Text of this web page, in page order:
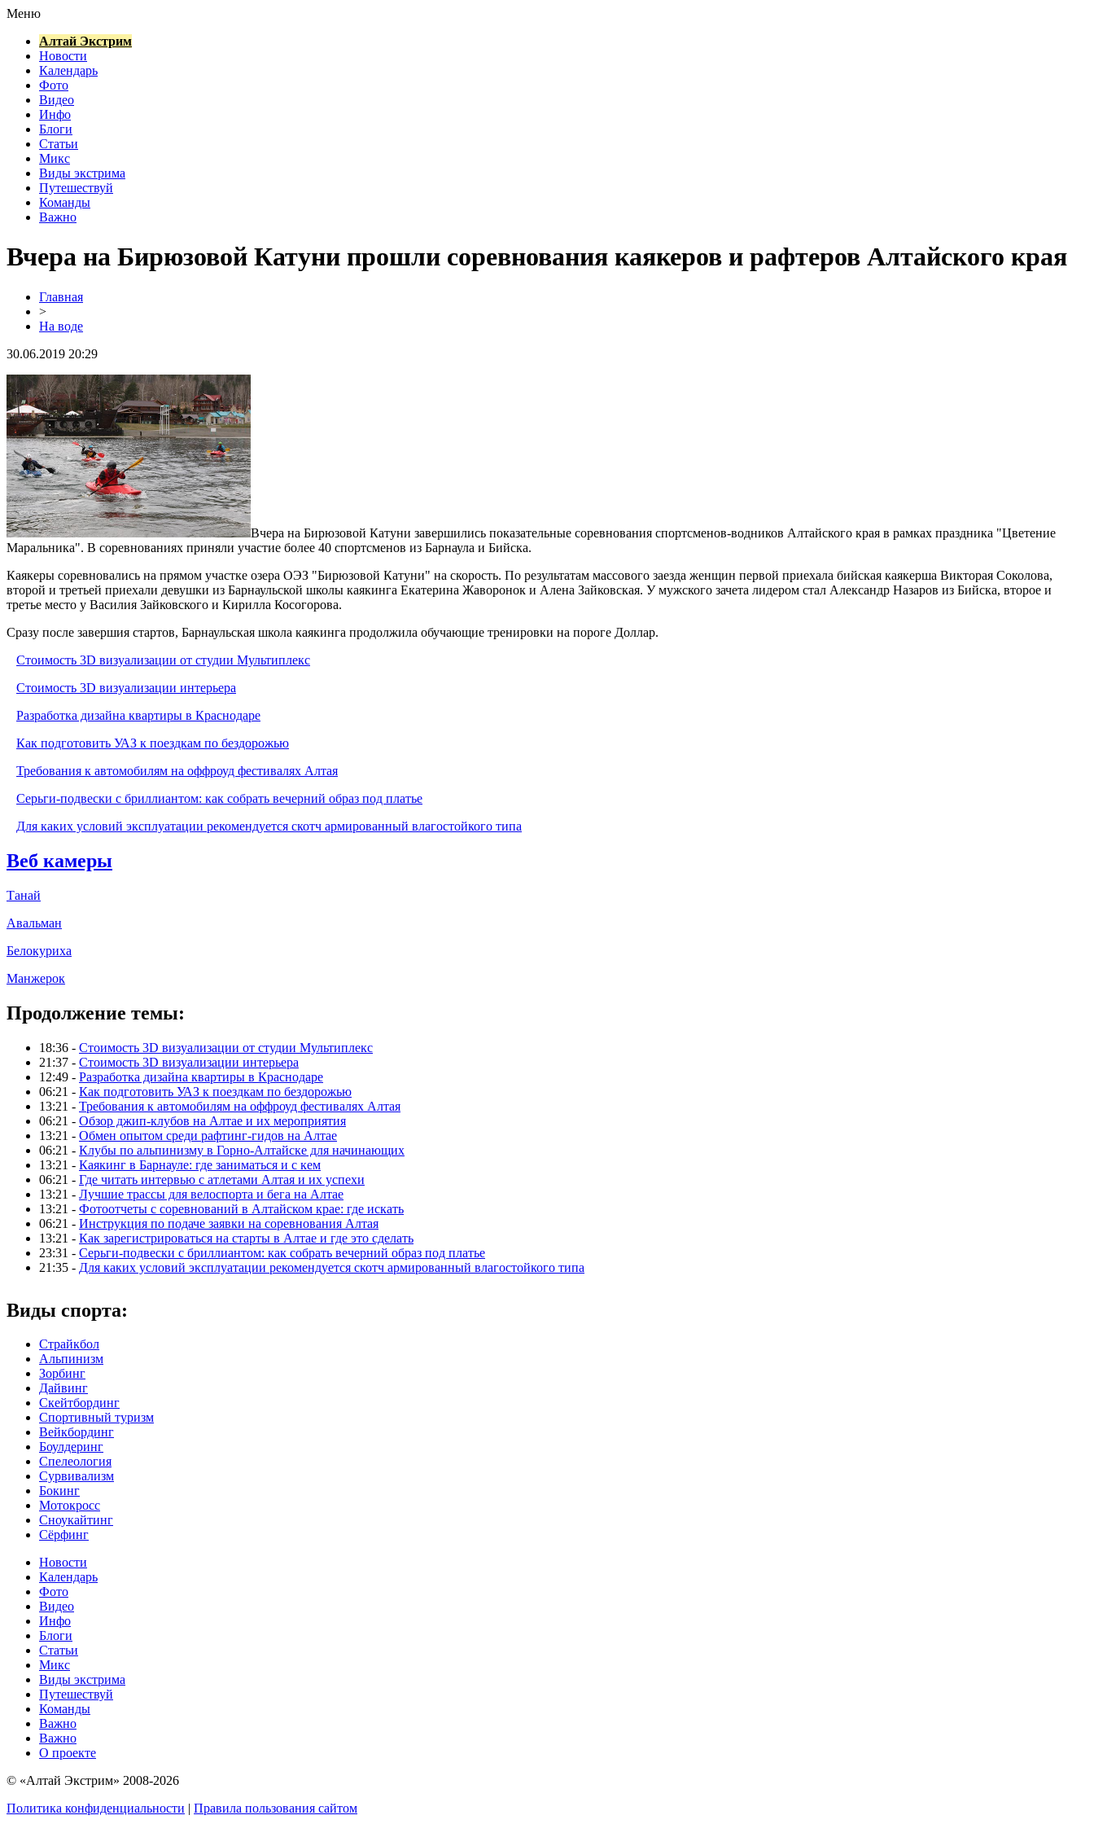
Меню
Алтай Экстрим
Новости
Календарь
Фото
Видео
Инфо
Блоги
Статьи
Микс
Виды экстрима
Путешествуй
Команды
Важно
Вчера на Бирюзовой Катуни прошли соревнования каякеров и рафтеров Алтайского края
Главная
>
На воде
30.06.2019 20:29
Вчера на Бирюзовой Катуни завершились показательные соревнования спортсменов-водников Алтайского края в рамках праздника "Цветение
Маральника". В соревнованиях приняли участие более 40 спортсменов из Барнаула и Бийска.
Каякеры соревновались на прямом участке озера ОЭЗ "Бирюзовой Катуни" на скорость. По результатам массового заезда женщин первой приехала бийская каякерша Викторая Соколова,
второй и третьей приехали девушки из Барнаульской школы каякинга Екатерина Жаворонок и Алена Зайковская. У мужского зачета лидером стал Александр Назаров из Бийска, второе и
третье место у Василия Зайковского и Кирилла Косогорова.
Сразу после завершия стартов, Барнаульская школа каякинга продолжила обучающие тренировки на пороге Доллар.
Стоимость 3D визуализации от студии Мультиплекс
Стоимость 3D визуализации интерьера
Разработка дизайна квартиры в Краснодаре
Как подготовить УАЗ к поездкам по бездорожью
Требования к автомобилям на оффроуд фестивалях Алтая
Серьги-подвески с бриллиантом: как собрать вечерний образ под платье
Для каких условий эксплуатации рекомендуется скотч армированный влагостойкого типа
Веб камеры
Танай
Авальман
Белокуриха
Манжерок
Продолжение темы:
18:36 - Стоимость 3D визуализации от студии Мультиплекс
21:37 - Стоимость 3D визуализации интерьера
12:49 - Разработка дизайна квартиры в Краснодаре
06:21 - Как подготовить УАЗ к поездкам по бездорожью
13:21 - Требования к автомобилям на оффроуд фестивалях Алтая
06:21 - Обзор джип-клубов на Алтае и их мероприятия
13:21 - Обмен опытом среди рафтинг-гидов на Алтае
06:21 - Клубы по альпинизму в Горно-Алтайске для начинающих
13:21 - Каякинг в Барнауле: где заниматься и с кем
06:21 - Где читать интервью с атлетами Алтая и их успехи
13:21 - Лучшие трассы для велоспорта и бега на Алтае
13:21 - Фотоотчеты с соревнований в Алтайском крае: где искать
06:21 - Инструкция по подаче заявки на соревнования Алтая
13:21 - Как зарегистрироваться на старты в Алтае и где это сделать
23:31 - Серьги-подвески с бриллиантом: как собрать вечерний образ под платье
21:35 - Для каких условий эксплуатации рекомендуется скотч армированный влагостойкого типа
Виды спорта:
Страйкбол
Альпинизм
Зорбинг
Дайвинг
Скейтбординг
Спортивный туризм‎
Вейкбординг
Боулдеринг
Спелеология
Сурвивализм
Бокинг
Мотокросс
Сноукайтинг
Сёрфинг
Новости
Календарь
Фото
Видео
Инфо
Блоги
Статьи
Микс
Виды экстрима
Путешествуй
Команды
Важно
Важно
О проекте
© «Алтай Экстрим» 2008-2026
Политика конфиденциальности | Правила пользования сайтом